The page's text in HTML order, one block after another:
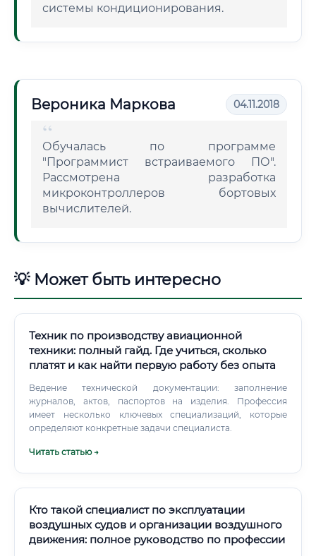
системы кондиционирования.
Вероника Маркова 04.11.2018
Обучалась по программе
"Программист встраиваемого ПО".
Рассмотрена разработка
микроконтроллеров бортовых
вычислителей.
💡 Может быть интересно
Техник по производству авиационной
техники: полный гайд. Где учиться, сколько
платят и как найти первую работу без опыта
Ведение технической документации: заполнение
журналов, актов, паспортов на изделия. Профессия
имеет несколько ключевых специализаций, которые
определяют конкретные задачи специалиста.
Читать статью →
Кто такой специалист по эксплуатации
воздушных судов и организации воздушного
движения: полное руководство по профессии